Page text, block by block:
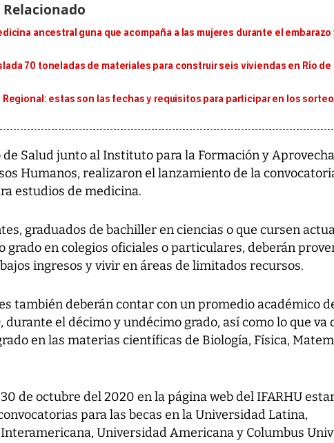
ancestral guna que acompaña a las mujeres durante el embarazo
70 toneladas de materiales para construir seis viviendas en Río de
Regional: estas son las fechas y requisitos para participar en los
Salud junto al Instituto para la Formación y
Humanos, realizaron el lanzamiento de la
estudios de medicina.
graduados de bachiller en ciencias o que cursen
grado en colegios oficiales o particulares, deberán
ingresos y vivir en áreas de limitados recursos.
también deberán contar con un promedio académico
durante el décimo y undécimo grado, así como lo que va
en las materias científicas de Biología, Física,
30 de octubre del 2020 en la página web del IFARHU
para las becas en la Universidad Latina,
Universidad Americana y Columbus